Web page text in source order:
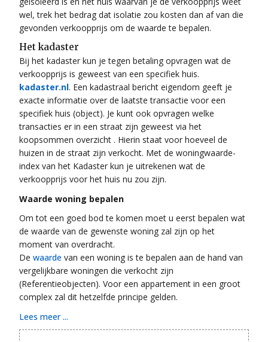
wel, trek het bedrag dat isolatie zou kosten dan af van die
gevonden verkoopprijs om de waarde te bepalen.
Het kadaster
Bij het kadaster kun je tegen betaling opvragen wat de
verkoopprijs is geweest van een specifiek huis.
kadaster.nl. Een kadastraal bericht eigendom geeft je
exacte informatie over de laatste transactie voor een
specifiek huis (object). Je kunt ook opvragen welke
transacties er in een straat zijn geweest via het
koopsommen overzicht . Hierin staat voor hoeveel de
huizen in de straat zijn verkocht. Met de woningwaarde-
index van het Kadaster kun je uitrekenen wat de
verkoopprijs voor het huis nu zou zijn.
Waarde woning bepalen
Om tot een goed bod te komen moet u eerst bepalen wat
de waarde van de gewenste woning zal zijn op het
moment van overdracht.
De waarde van een woning is te bepalen aan de hand van
vergelijkbare woningen die verkocht zijn
(Referentieobjecten). Voor een appartement in een groot
complex zal dit hetzelfde principe gelden.
Lees meer ...